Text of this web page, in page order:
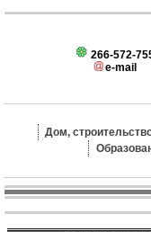
266-572-
e-mail
Дом,